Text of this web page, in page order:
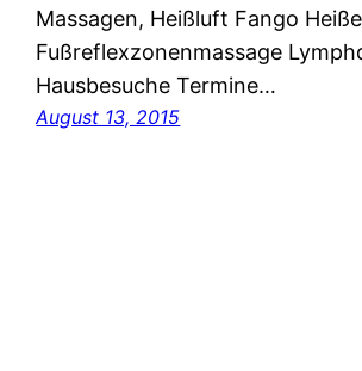
Massagen, Heißluft Fango
Fußreflexzonenmassage
Hausbesuche Termine…
August 13, 2015